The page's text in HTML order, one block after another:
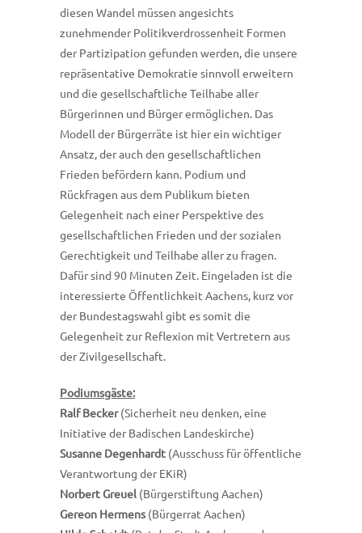
diesen Wandel müssen angesichts
zunehmender Politikverdrossenheit Formen
der Partizipation gefunden werden, die unsere
repräsentative Demokratie sinnvoll erweitern
und die gesellschaftliche Teilhabe aller
Bürgerinnen und Bürger ermöglichen. Das
Modell der Bürgerräte ist hier ein wichtiger
Ansatz, der auch den gesellschaftlichen
Frieden befördern kann. Podium und
Rückfragen aus dem Publikum bieten
Gelegenheit nach einer Perspektive des
gesellschaftlichen Frieden und der sozialen
Gerechtigkeit und Teilhabe aller zu fragen.
Dafür sind 90 Minuten Zeit. Eingeladen ist die
interessierte Öffentlichkeit Aachens, kurz vor
der Bundestagswahl gibt es somit die
Gelegenheit zur Reflexion mit Vertretern aus
der Zivilgesellschaft.
Podiumsgäste:
Ralf Becker(Sicherheit neu denken, eine
Initiative der Badischen Landeskirche)
Susanne Degenhardt (Ausschuss für öffentliche
Verantwortung der EKiR)
Norbert Greuel (Bürgerstiftung Aachen)
Gereon Hermens(Bürgerrat Aachen)